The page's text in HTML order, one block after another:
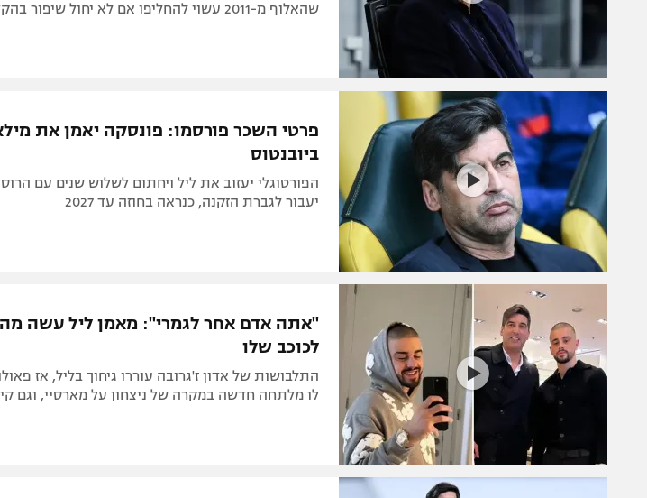
שהאלוף מ-2011 עשוי להחליפו אם לא יחול שיפור בהקדם
פרטי השכר פורסמו: פונסקה יאמן את
ביובנטוס
הפורטוגלי יעזוב את ליל ויחתום לשלוש שנים עם
יעבור לגברת הזקנה, כנראה בחוזה עד 2027
"אתה אדם אחר לגמרי": מאמן ליל עשה
לכוכב שלו
התלבושות של אדון ז'גרובה עוררו גיחוך בליל, אז
לו מלתחה חדשה במקרה של ניצחון על מארסיי, וגם